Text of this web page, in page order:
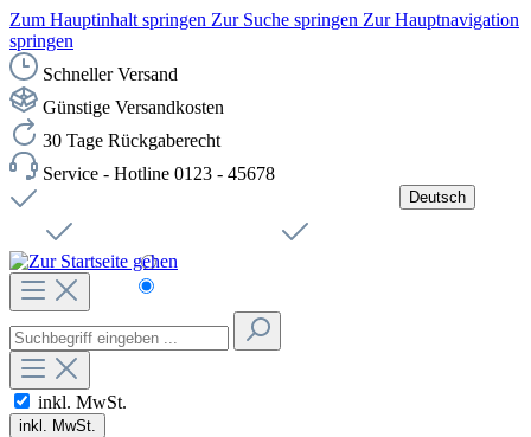
Zum Hauptinhalt springen Zur Suche springen Zur Hauptnavigation
springen
Schneller Versand
Günstige Versandkosten
30 Tage Rückgaberecht
Service - Hotline 0123 - 45678
Deutsch
Čeština
inkl. MwSt.
inkl. MwSt.